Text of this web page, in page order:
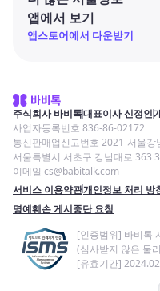
앱에서 보기
앱스토어에서 다운받기
주식회사 바비톡대표이사 신정인
사업자등록번호 836-86-02172
통신판매업신고번호 2021-서울강
서울특별시 서초구 강남대로 363
이메일 cs@babitalk.com
서비스 이용약관개인정보 처리 방
명예훼손 게시중단 요청
[인증범위] 바비톡
(심사받지 않은 물
[유효기간]